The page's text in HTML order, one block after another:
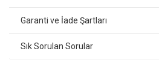
Garanti ve İade Şartları
Sık Sorulan Sorular